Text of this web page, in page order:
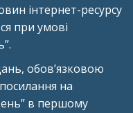
інтернет-ресурсу
при умові
обов’язковою
на
в першому